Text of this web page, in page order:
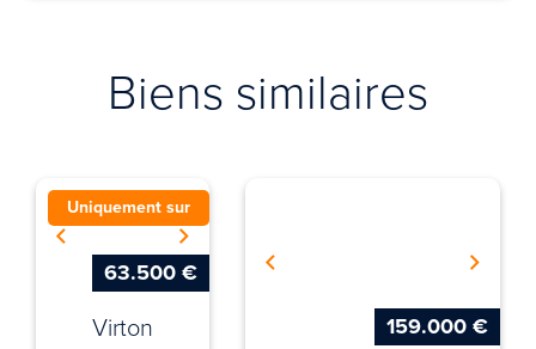
Biens similaires
Uniquement sur
63.500 €
Virton 159.000 €